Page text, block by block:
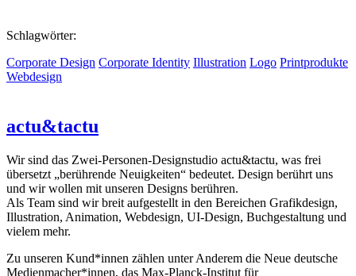
Schlagwörter:
Corporate Design Corporate Identity Illustration Logo Printprodukte
Webdesign
actu&tactu
Wir sind das Zwei-Personen-Designstudio actu&tactu, was frei
übersetzt „berührende Neuigkeiten“ bedeutet. Design berührt uns
und wir wollen mit unseren Designs berühren.
Als Team sind wir breit aufgestellt in den Bereichen Grafikdesign,
Illustration, Animation, Webdesign, UI-Design, Buchgestaltung und
vielem mehr.
Zu unseren Kund*innen zählen unter Anderem die Neue deutsche
Medienmacher*innen, das Max-Planck-Institut für